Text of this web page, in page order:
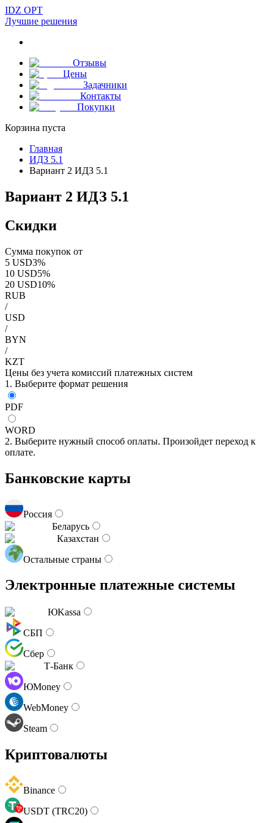
IDZ OPT
Лучшие решения
Отзывы
Цены
Задачники
Контакты
Покупки
Корзина пуста
Главная
ИДЗ 5.1
Вариант 2 ИДЗ 5.1
Вариант 2 ИДЗ 5.1
Скидки
Сумма покупок от
5 USD3%
10 USD5%
20 USD10%
RUB
/
USD
/
BYN
/
KZT
Цены без учета комиссий платежных систем
1. Выберите формат решения
PDF
WORD
2. Выберите нужный способ оплаты. Произойдет переход к
оплате.
Банковские карты
Россия
Беларусь
Казахстан
Остальные страны
Электронные платежные системы
ЮKassa
СБП
Сбер
Т-Банк
ЮMoney
WebMoney
Steam
Криптовалюты
Binance
USDT (TRC20)